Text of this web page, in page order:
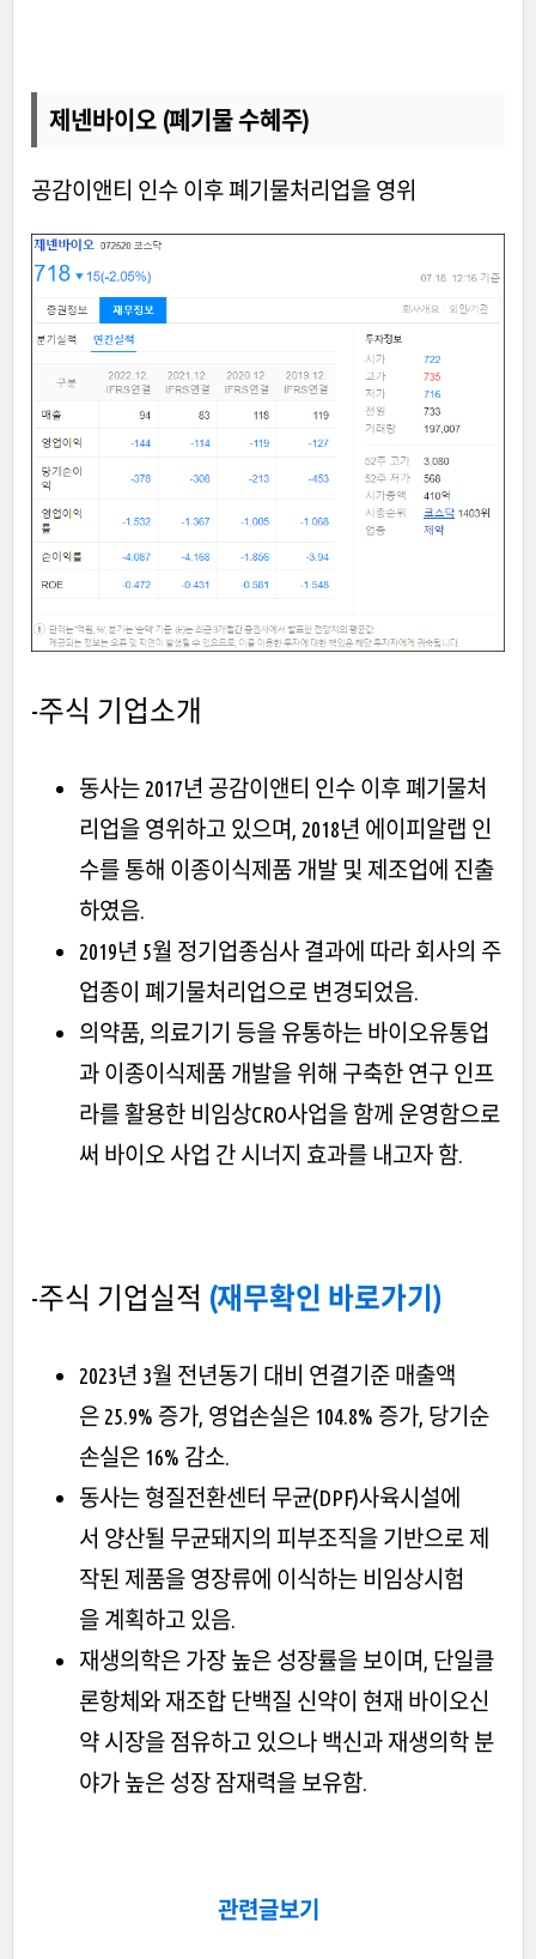
제넨바이오 (폐기물 수혜주)
공감이앤티 인수 이후 폐기물처리업을 영위
-주식 기업소개
동사는 2017년 공감이앤티 인수 이후 폐기물처
리업을 영위하고 있으며, 2018년 에이피알랩 인
수를 통해 이종이식제품 개발 및 제조업에 진출
하였음.
2019년 5월 정기업종심사 결과에 따라 회사의 주
업종이 폐기물처리업으로 변경되었음.
의약품, 의료기기 등을 유통하는 바이오유통업
과 이종이식제품 개발을 위해 구축한 연구 인프
라를 활용한 비임상CRO사업을 함께 운영함으로
써 바이오 사업 간 시너지 효과를 내고자 함.
-주식 기업실적 (재무확인 바로가기)
2023년 3월 전년동기 대비 연결기준 매출액
은 25.9% 증가, 영업손실은 104.8% 증가, 당기순
손실은 16% 감소.
동사는 형질전환센터 무균(DPF)사육시설에
서 양산될 무균돼지의 피부조직을 기반으로 제
작된 제품을 영장류에 이식하는 비임상시험
을 계획하고 있음.
재생의학은 가장 높은 성장률을 보이며, 단일클
론항체와 재조합 단백질 신약이 현재 바이오신
약 시장을 점유하고 있으나 백신과 재생의학 분
야가 높은 성장 잠재력을 보유함.
관련글보기